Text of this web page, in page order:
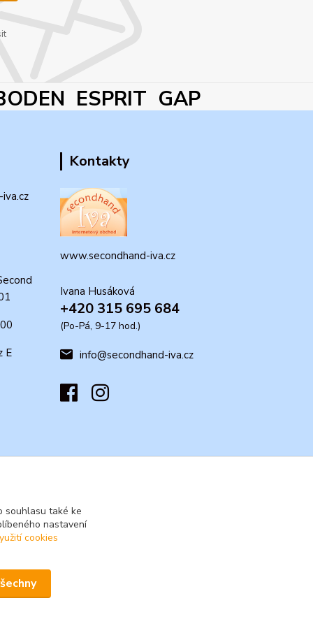
ESPRIT GAP
E
Kontakty
www.secondhand-iva.cz
Ivana Husáková
+420 315 695 684
(Po-Pá, 9-17 hod.)
info@secondhand-iva.cz
souhlasu také ke
nastavení
cookies